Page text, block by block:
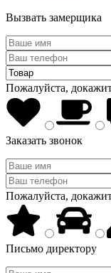
Вызвать замерщика
Пожалуйста,
Заказать звонок
Пожалуйста,
Письмо директору